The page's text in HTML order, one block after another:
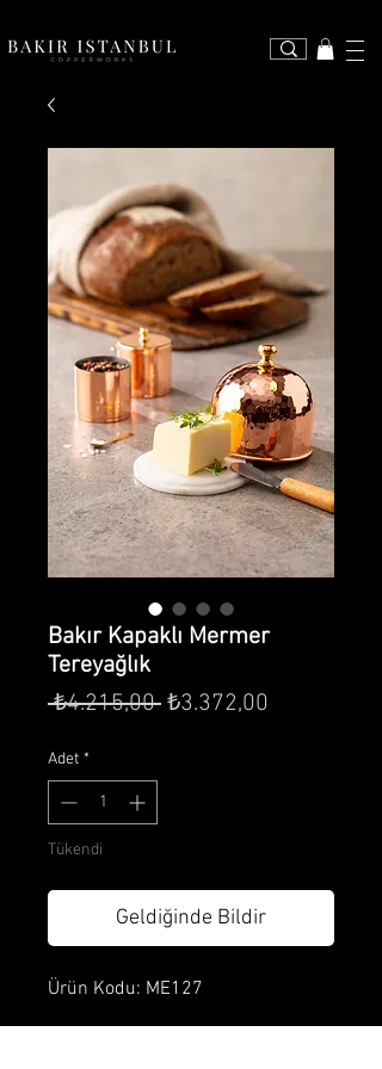
Bakır Kapaklı Mermer
Tereyağlık
₺4.215,00 Normal
₺3.372,00
Adet *
Tükendi
Geldiğinde Bildir
Ürün Kodu: ME127